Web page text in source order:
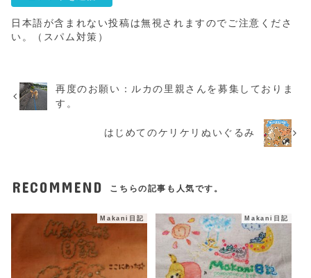
日本語が含まれない投稿は無視されますのでご注意くださ
い。（スパム対策）
再度のお願い：ルカの里親さんを募集しておりま
す。
はじめてのケリケリぬいぐるみ
RECOMMEND こちらの記事も人気です。
Makani日記 Makani日記